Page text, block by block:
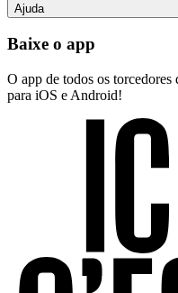
Ajuda
Baixe o app
O app de todos os
para iOS e Android!